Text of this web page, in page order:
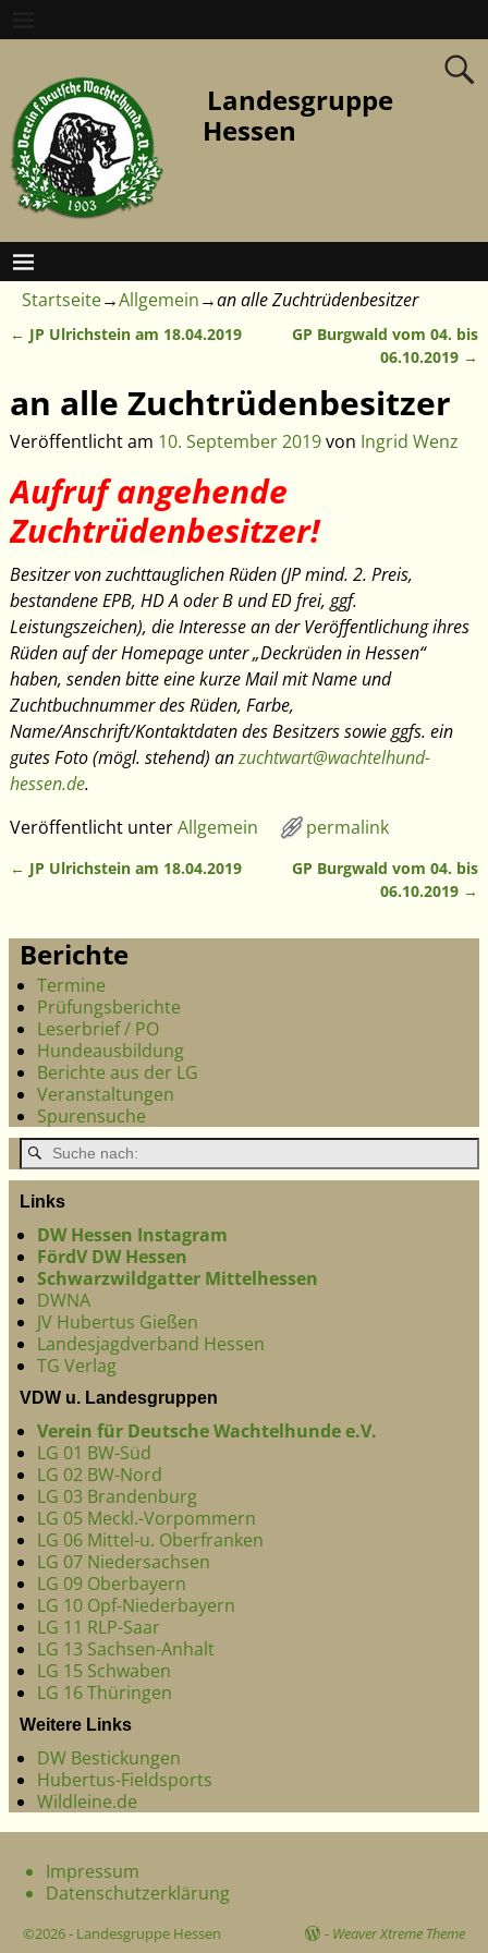
Landesgruppe
Hessen
Startseite→Allgemein→an alle Zuchtrüdenbesitzer
← JP Ulrichstein am 18.04.2019
GP Burgwald vom 04. bis
06.10.2019 →
an alle Zuchtrüdenbesitzer
Veröffentlicht am 10. September 2019von Ingrid Wenz
Aufruf angehende
Zuchtrüdenbesitzer!
Besitzer von zuchttauglichen Rüden (JP mind. 2. Preis,
bestandene EPB, HD A oder B und ED frei, ggf.
Leistungszeichen), die Interesse an der Veröffentlichung ihres
Rüden auf der Homepage unter „Deckrüden in Hessen“
haben, senden bitte eine kurze Mail mit Name und
Zuchtbuchnummer des Rüden, Farbe,
Name/Anschrift/Kontaktdaten des Besitzers sowie ggfs. ein
gutes Foto (mögl. stehend) anzuchtwart@wachtelhund-
hessen.de.
Veröffentlicht unterAllgemein permalink
← JP Ulrichstein am 18.04.2019
GP Burgwald vom 04. bis
06.10.2019 →
Berichte
Termine
Prüfungsberichte
Leserbrief / PO
Hundeausbildung
Berichte aus der LG
Veranstaltungen
Spurensuche
Links
DW Hessen Instagram
FördV DW Hessen
Schwarzwildgatter Mittelhessen
DWNA
JV Hubertus Gießen
Landesjagdverband Hessen
TG Verlag
VDW u. Landesgruppen
Verein für Deutsche Wachtelhunde e.V.
LG 01 BW-Süd
LG 02 BW-Nord
LG 03 Brandenburg
LG 05 Meckl.-Vorpommern
LG 06 Mittel-u. Oberfranken
LG 07 Niedersachsen
LG 09 Oberbayern
LG 10 Opf-Niederbayern
LG 11 RLP-Saar
LG 13 Sachsen-Anhalt
LG 15 Schwaben
LG 16 Thüringen
Weitere Links
DW Bestickungen
Hubertus-Fieldsports
Wildleine.de
Impressum
Datenschutzerklärung
©2026 - Landesgruppe Hessen - Weaver Xtreme Theme